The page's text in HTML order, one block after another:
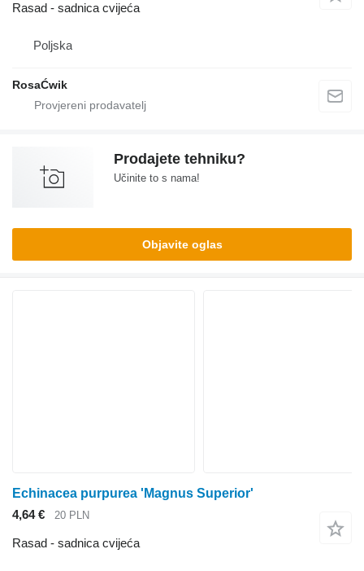
Rasad - sadnica cvijeća
Poljska
RosaĆwik
Prodajete tehniku?
Učinite to s nama!
Objavite oglas
Echinacea purpurea 'Magnus Superior'
4,64 €
20 PLN
Rasad - sadnica cvijeća